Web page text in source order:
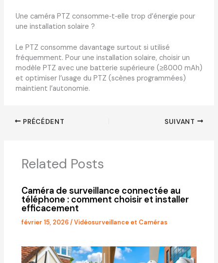
Une caméra PTZ consomme‑t‑elle trop d’énergie pour
une installation solaire ?
Le PTZ consomme davantage surtout si utilisé
fréquemment. Pour une installation solaire, choisir un
modèle PTZ avec une batterie supérieure (≥8000 mAh)
et optimiser l’usage du PTZ (scènes programmées)
maintient l’autonomie.
PRÉCÉDENT SUIVANT
Related Posts
Caméra de surveillance connectée au
téléphone : comment choisir et installer
efficacement
février 15, 2026/Vidéosurveillance et Caméras